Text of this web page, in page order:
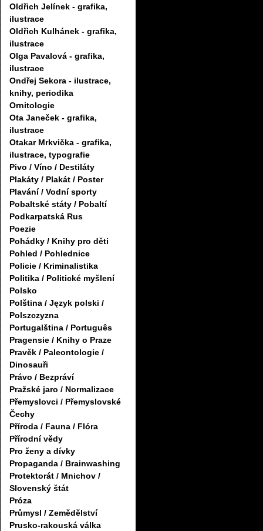
Oldřich Jelínek - grafika,
ilustrace
Oldřich Kulhánek - grafika,
ilustrace
Olga Pavalová - grafika,
ilustrace
Ondřej Sekora - ilustrace,
knihy, periodika
Ornitologie
Ota Janeček - grafika,
ilustrace
Otakar Mrkvička - grafika,
ilustrace, typografie
Pivo / Víno / Destiláty
Plakáty / Plakát / Poster
Plavání / Vodní sporty
Pobaltské státy / Pobaltí
Podkarpatská Rus
Poezie
Pohádky / Knihy pro děti
Pohled / Pohlednice
Policie / Kriminalistika
Politika / Politické myšlení
Polsko
Polština / Język polski /
Polszczyzna
Portugalština / Português
Pragensie / Knihy o Praze
Pravěk / Paleontologie /
Dinosauři
Právo / Bezpráví
Pražské jaro / Normalizace
Přemyslovci / Přemyslovské
Čechy
Příroda / Fauna / Flóra
Přírodní vědy
Pro ženy a dívky
Propaganda / Brainwashing
Protektorát / Mnichov /
Slovenský štát
Próza
Průmysl / Zemědělství
Prusko-rakouská válka